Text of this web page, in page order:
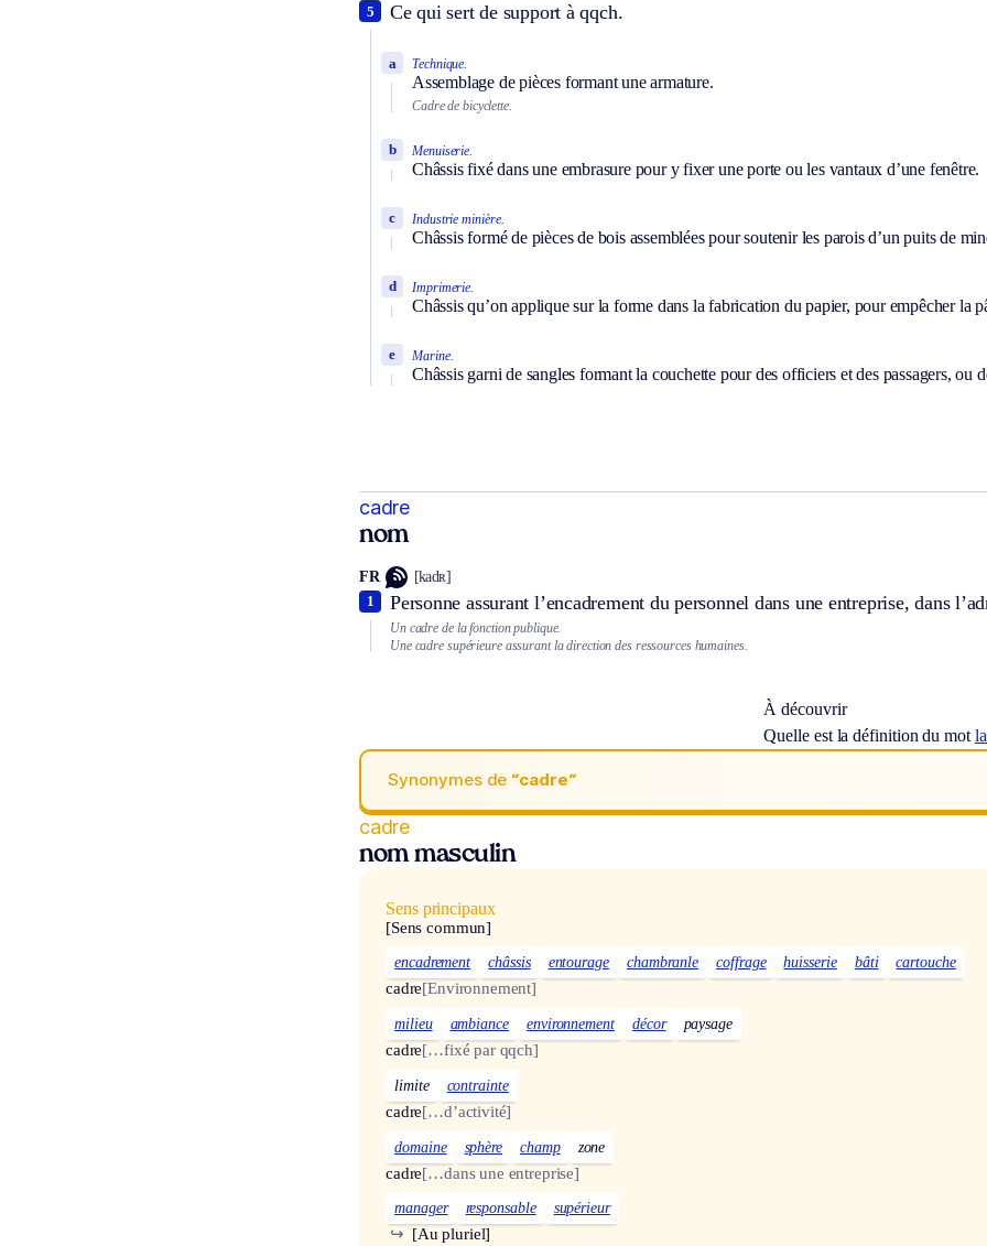
Ce qui sert de support à qqch.
5
Technique.
Assemblage de pièces formant une armature.
a
Cadre de bicyclette.
Menuiserie.
Châssis fixé dans une embrasure pour y fixer une porte ou les vantaux d’une fenêtre.
b
Industrie minière.
Châssis formé de pièces de bois assemblées pour soutenir les parois d’un puits de
c
Imprimerie.
Châssis qu’on applique sur la forme dans la fabrication du papier, pour empêcher la
d
Marine.
Châssis garni de sangles formant la couchette pour des officiers et des passagers, ou
e
cadre
nom
FR [kadʀ]
Personne assurant l’encadrement du personnel dans une entreprise, dans
1
Un cadre de la fonction publique.
Une cadre supérieure assurant la direction des ressources humaines.
À découvrir
Quelle est la définition du mot
Synonymes de “cadre“
cadre
nom masculin
Sens principaux
[Sens commun]
encadrement châssis entourage chambranle coffrage huisserie bâti cartouche
cadre[Environnement]
milieu ambiance environnement décor paysage
cadre[…fixé par qqch]
limite contrainte
cadre[…d’activité]
domaine sphère champ zone
cadre[…dans une entreprise]
manager responsable supérieur
[Au pluriel]
↪